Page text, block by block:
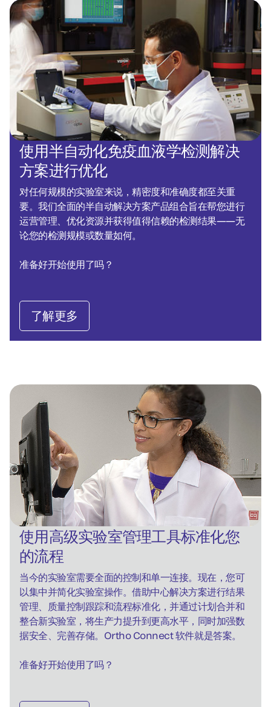
使用半自动化免疫血液学检测解决
方案进行优化
对任何规模的实验室来说，精密度和准确度都至关重
要。我们全面的半自动解决方案产品组合旨在帮您进行
运营管理、优化资源并获得值得信赖的检测结果——无
论您的检测规模或数量如何。
准备好开始使用了吗？
了解更多
使用高级实验室管理工具标准化您
的流程
当今的实验室需要全面的控制和单一连接。现在，您可
以集中并简化实验室操作。借助中心解决方案进行结果
管理、质量控制跟踪和流程标准化，并通过计划合并和
整合新实验室，将生产力提升到更高水平，同时加强数
据安全、完善存储。Ortho Connect 软件就是答案。
准备好开始使用了吗？